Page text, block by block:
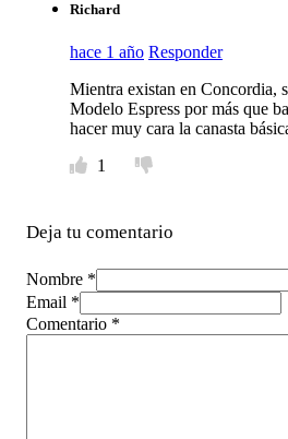
Richard
hace 1 año Responder
Mientra existan en Concordia,
Modelo Espress por más que
hacer muy cara la canasta
1
Deja tu comentario
Nombre *
Email *
Comentario *